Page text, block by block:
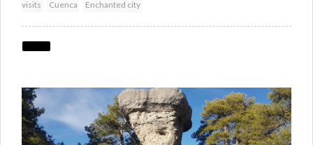
visits Cuenca Enchanted city